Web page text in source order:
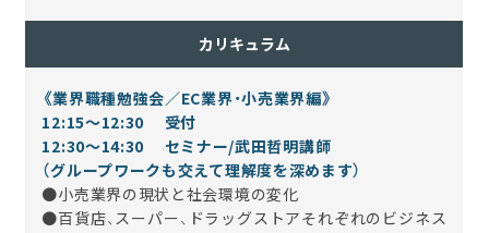
カリキュラム
《業界職種勉強会／EC業界・小売業界編》
12:15～12:30 受付
12:30～14:30 セミナー/武田哲明講師
（グループワークも交えて理解度を深めます）
●小売業界の現状と社会環境の変化
●百貨店、スーパー、ドラッグストアそれぞれのビジネス